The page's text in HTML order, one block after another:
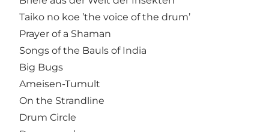
Taiko no koe ’the voice of the drum’
Prayer of a Shaman
Songs of the Bauls of India
Big Bugs
Ameisen-Tumult
On the Strandline
Drum Circle